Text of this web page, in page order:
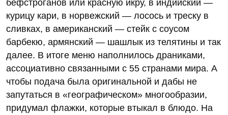
бефстроганов или красную икру, в индийский —
курицу кари, в норвежский — лосось и треску в
сливках, в американский — стейк с соусом
барбекю, армянский — шашлык из телятины и так
далее. В итоге меню наполнилось драниками,
ассоциативно связанными с 55 странами мира. А
чтобы подача была оригинальной и дабы не
запутаться в «географическом» многообразии,
придумал флажки, которые втыкал в блюдо. На